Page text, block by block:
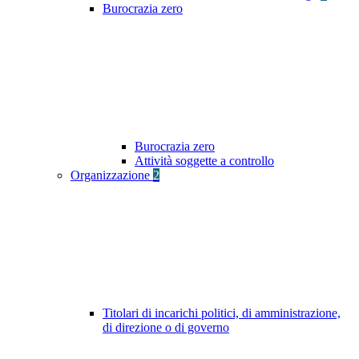
Burocrazia zero
Burocrazia zero
Attività soggette a controllo
Organizzazione 2
Titolari di incarichi politici, di amministrazione,
di direzione o di governo